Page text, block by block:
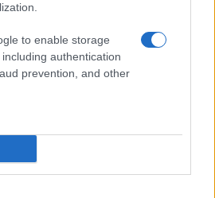
to enable storage
authentication
prevention, and other
a Júdeában és
zsidók száma